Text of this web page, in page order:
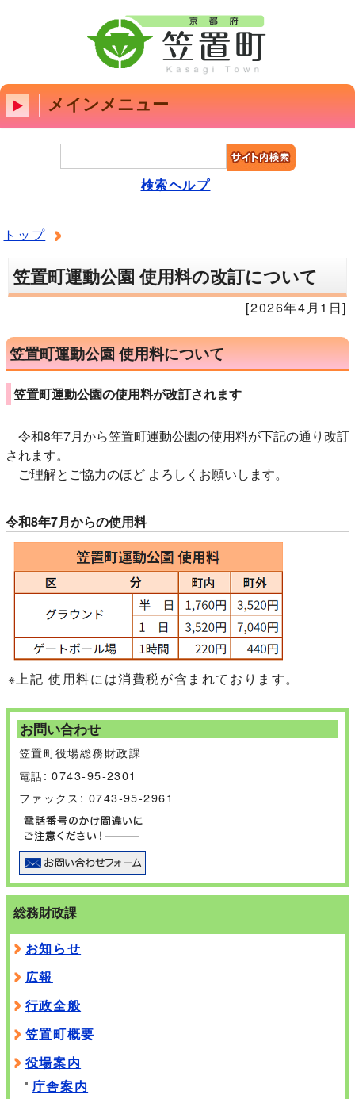
メインメニュー
検索ヘルプ
トップ
笠置町運動公園 使用料の改訂について
[2026年4月1日]
笠置町運動公園 使用料について
笠置町運動公園の使用料が改訂されます
令和8年7月から笠置町運動公園の使用料が下記の通り改訂
されます。
ご理解とご協力のほど よろしくお願いします。
令和8年7月からの使用料
※上記 使用料には消費税が含まれております。
お問い合わせ
笠置町役場総務財政課
電話: 0743-95-2301
ファックス: 0743-95-2961
総務財政課
お知らせ
広報
行政全般
笠置町概要
役場案内
庁舎案内